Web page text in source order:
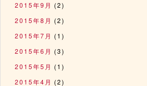
2015年9月 (2)
2015年8月 (2)
2015年7月 (1)
2015年6月 (3)
2015年5月 (1)
2015年4月 (2)